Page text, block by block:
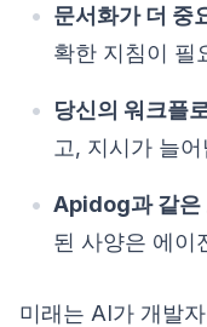
문서화가 더 중
확한 지침이 필
당신의 워크플
고, 지시가 늘
Apidog과 같은
된 사양은 에이
미래는 AI가 개발